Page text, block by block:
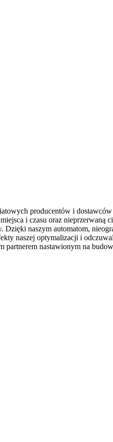
producentów i
i czasu oraz nieprzerwaną
naszym automatom,
naszej optymalizacji i
nastawionym na